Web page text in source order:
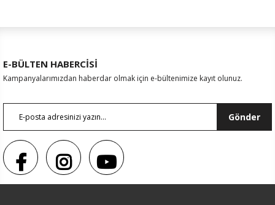
E-BÜLTEN HABERCİSİ
Kampanyalarımızdan haberdar olmak için e-bültenimize kayıt olunuz.
Gönder